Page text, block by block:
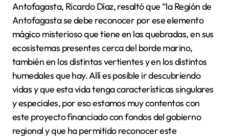
Antofagasta, Ricardo Díaz, resaltó que “la Región de
Antofagasta se debe reconocer por ese elemento
mágico misterioso que tiene en las quebradas, en sus
ecosistemas presentes cerca del borde marino,
también en los distintas vertientes y en los distintos
humedales que hay. Allí es posible ir descubriendo
vidas y que esta vida tenga características singulares
y especiales, por eso estamos muy contentos con
este proyecto financiado con fondos del gobierno
regional y que ha permitido reconocer este